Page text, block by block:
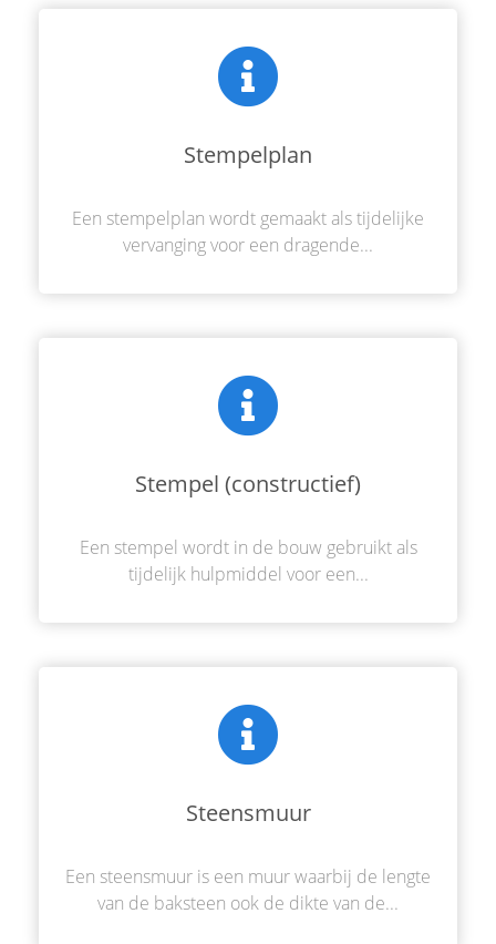
Stempelplan
Een stempelplan wordt gemaakt als tijdelijke
vervanging voor een dragende...
Stempel (constructief)
Een stempel wordt in de bouw gebruikt als
tijdelijk hulpmiddel voor een...
Steensmuur
Een steensmuur is een muur waarbij de lengte
van de baksteen ook de dikte van de...